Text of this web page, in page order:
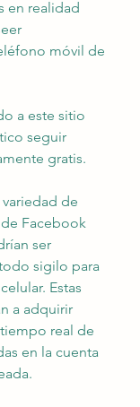
en realidad
móvil de
a este sitio
seguir
gratis.
de
Facebook
ser
sigilo para
Estas
a adquirir
real de
en la cuenta